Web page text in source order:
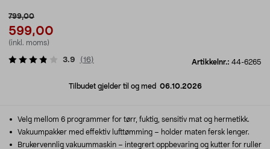
799,00
599,00
(inkl. moms)
Artikkelnr.: 44-6265
3.9 (16)
Tilbudet gjelder til og med 06.10.2026
Velg mellom 6 programmer for tørr, fuktig, sensitiv mat og hermetikk.
Vakuumpakker med effektiv lufttømming – holder maten fersk lenger.
Brukervennlig vakuummaskin – integrert oppbevaring og kutter for ruller